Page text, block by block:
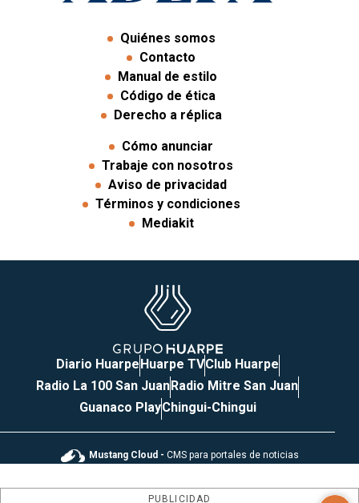
Quiénes somos
Contacto
Manual de estilo
Código de ética
Derecho a réplica
Cómo anunciar
Trabaje con nosotros
Aviso de privacidad
Términos y condiciones
Mediakit
Diario HuarpeHuarpe TVClub Huarpe
Radio La 100 San JuanRadio Mitre San Juan
Guanaco PlayChingui-Chingui
Mustang Cloud - CMS para portales de noticias
PUBLICIDAD